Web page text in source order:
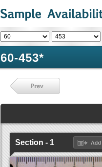
60-453*
Section - 1